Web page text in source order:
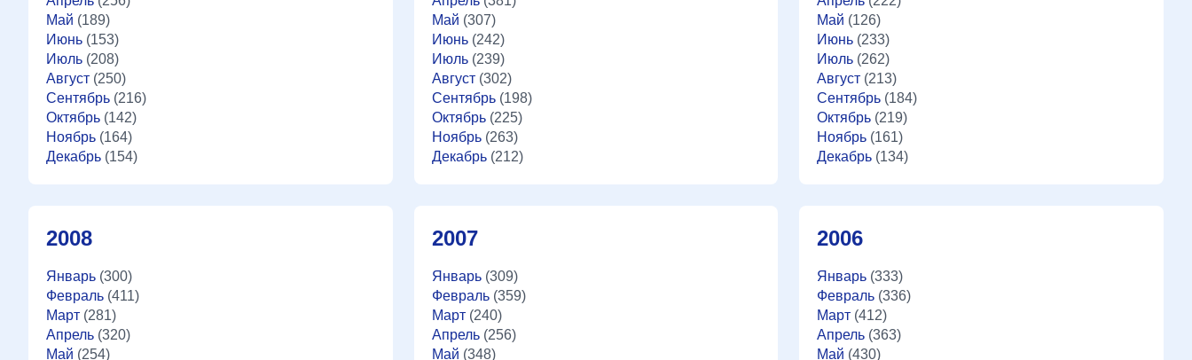
Май (189)
Июнь (153)
Июль (208)
Август (250)
Сентябрь (216)
Октябрь (142)
Ноябрь (164)
Декабрь (154)
Май (307)
Июнь(242)
Июль(239)
Август(302)
Сентябрь(198)
Октябрь(225)
Ноябрь(263)
Декабрь(212)
Май (126)
Июнь (233)
Июль (262)
Август (213)
Сентябрь (184)
Октябрь (219)
Ноябрь (161)
Декабрь (134)
2008
Январь (300)
Февраль (411)
Март (281)
Апрель (320)
Май (254)
2007
Январь(309)
Февраль(359)
Март(240)
Апрель(256)
Май (348)
2006
Январь (333)
Февраль (336)
Март (412)
Апрель (363)
Май (430)